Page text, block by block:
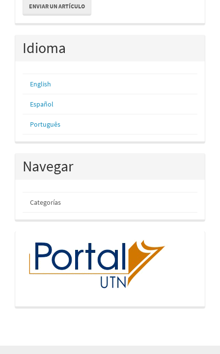
un
artículo
ENVIAR UN ARTÍCULO
Idioma
English
Español
Português
Navegar
Categorías
inicio